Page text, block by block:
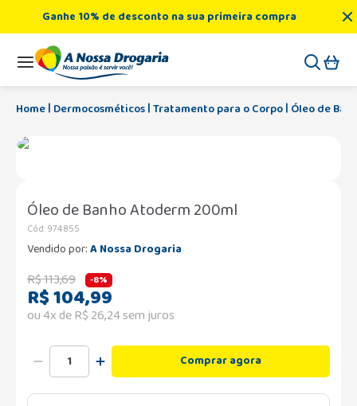
Ganhe 10% de desconto na sua primeira compra
Dermocosméticos Tratamento para o Corpo Óleo de
Óleo de Banho Atoderm 200ml
Cód: 974855
Vendido por:A Nossa Drogaria
R$113,69 -8%
R$104,99
ou 4x deR$ 26,24sem juros
Comprar agora